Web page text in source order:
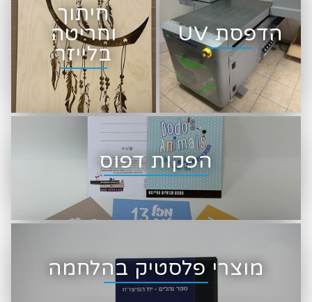
הדפסת UV
חיתוך
וחריטה
בלייזר
הפקות דפוס
מוצרי פלסטיק בהלחמה